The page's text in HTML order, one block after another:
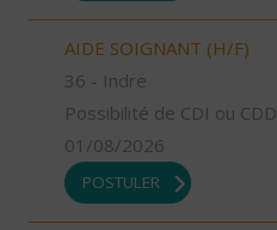
AIDE SOIGNANT (H/F)
36 - Indre
Possibilité de CDI ou CDD
01/08/2026
POSTULER